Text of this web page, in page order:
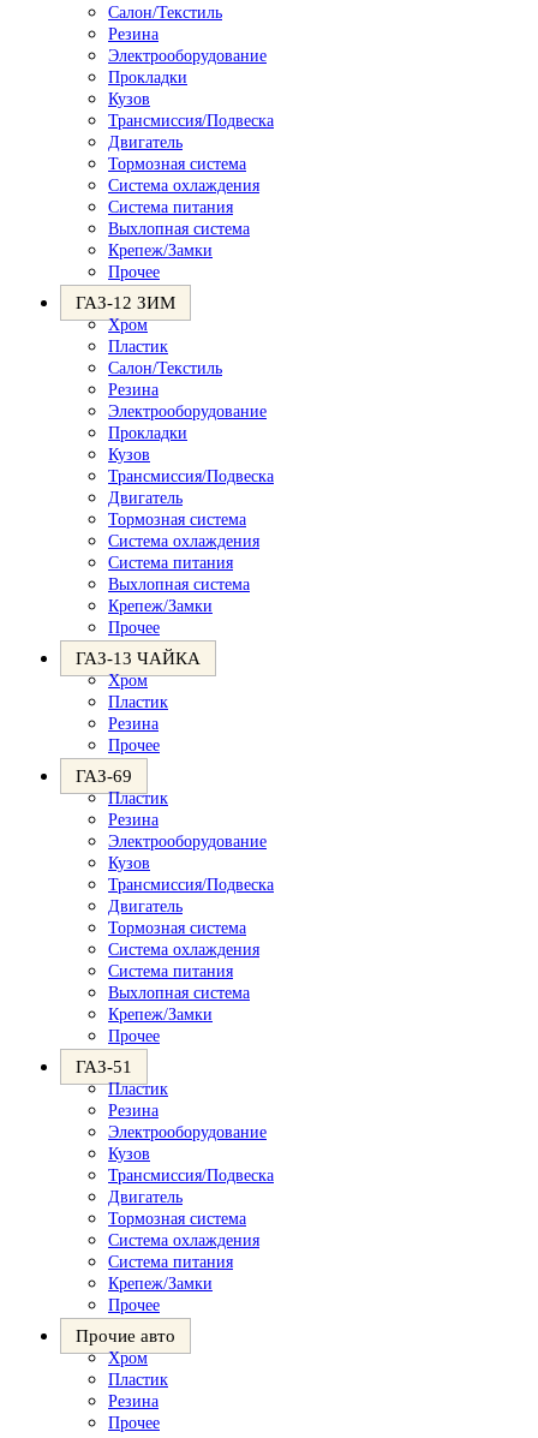
Салон/Текстиль
Резина
Электрооборудование
Прокладки
Кузов
Трансмиссия/Подвеска
Двигатель
Тормозная система
Система охлаждения
Система питания
Выхлопная система
Крепеж/Замки
Прочее
ГАЗ-12 ЗИМ
Хром
Пластик
Салон/Текстиль
Резина
Электрооборудование
Прокладки
Кузов
Трансмиссия/Подвеска
Двигатель
Тормозная система
Система охлаждения
Система питания
Выхлопная система
Крепеж/Замки
Прочее
ГАЗ-13 ЧАЙКА
Хром
Пластик
Резина
Прочее
ГАЗ-69
Пластик
Резина
Электрооборудование
Кузов
Трансмиссия/Подвеска
Двигатель
Тормозная система
Система охлаждения
Система питания
Выхлопная система
Крепеж/Замки
Прочее
ГАЗ-51
Пластик
Резина
Электрооборудование
Кузов
Трансмиссия/Подвеска
Двигатель
Тормозная система
Система охлаждения
Система питания
Крепеж/Замки
Прочее
Прочие авто
Хром
Пластик
Резина
Прочее